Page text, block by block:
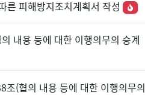
른 피해방지조치계획서 작성
내용 등에 대한 이행의무의 승계
(협의 내용 등에 대한 이행의무의